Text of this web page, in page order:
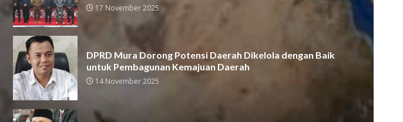
17 November 2025
DPRD Mura Dorong Potensi Daerah Dikelola dengan Baik
untuk Pembagunan Kemajuan Daerah
14 November 2025